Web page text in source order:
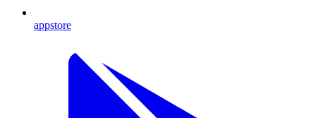
appstore